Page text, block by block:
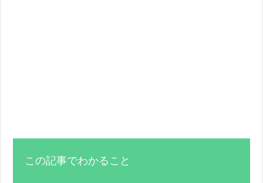
この記事でわかること